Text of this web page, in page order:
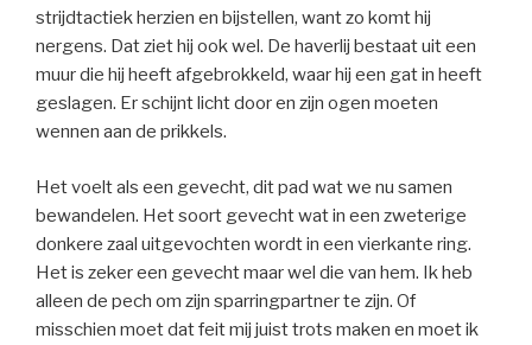
strijdtactiek herzien en bijstellen, want zo komt hij
nergens. Dat ziet hij ook wel. De haverlij bestaat uit een
muur die hij heeft afgebrokkeld, waar hij een gat in heeft
geslagen. Er schijnt licht door en zijn ogen moeten
wennen aan de prikkels.
Het voelt als een gevecht, dit pad wat we nu samen
bewandelen. Het soort gevecht wat in een zweterige
donkere zaal uitgevochten wordt in een vierkante ring.
Het is zeker een gevecht maar wel die van hem. Ik heb
alleen de pech om zijn sparringpartner te zijn. Of
misschien moet dat feit mij juist trots maken en moet ik